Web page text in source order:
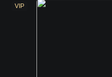
VIP